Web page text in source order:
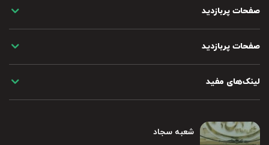
صفحات پربازدید
صفحات پربازدید
لینک‌های مفید
شعبه سجاد